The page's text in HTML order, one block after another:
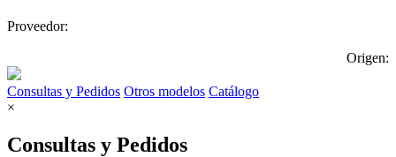
Proveedor:
Origen:
Consultas y Pedidos Otros modelos Catálogo
×
Consultas y Pedidos